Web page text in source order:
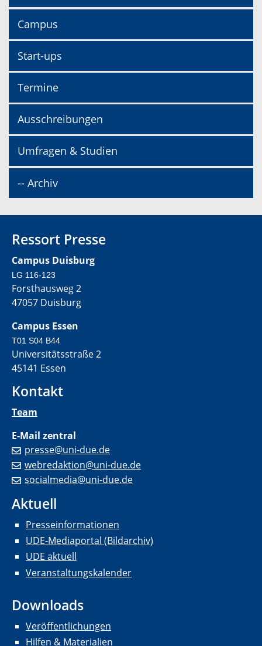
Campus
Start-ups
Termine
Ausschreibungen
Umfragen & Studien
-- Archiv
Ressort Presse
Campus Duisburg
LG 116-123
Forsthausweg 2
47057 Duisburg
Campus Essen
T01 S04 B44
Universitätsstraße 2
45141 Essen
Kontakt
Team
E-Mail zentral
presse@uni-due.de
webredaktion@uni-due.de
socialmedia@uni-due.de
Aktuell
Presseinformationen
UDE-Mediaportal (Bildarchiv)
UDE aktuell
Veranstaltungskalender
Downloads
Veröffentlichungen
Hilfen & Materialien